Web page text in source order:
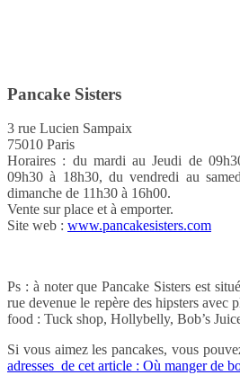
Pancake Sisters
3 rue Lucien Sampaix
75010 Paris
Horaires : du mardi au Jeudi de
09h30 à 18h30, du vendredi au
dimanche de 11h30 à 16h00.
Vente sur place et à emporter.
Site web : www.pancakesisters.com
Ps : à noter que Pancake Sisters est
rue devenue le repère des hipsters avec
food : Tuck shop, Hollybelly, Bob’s
Si vous aimez les pancakes, vous
adresses de cet article : Où manger de